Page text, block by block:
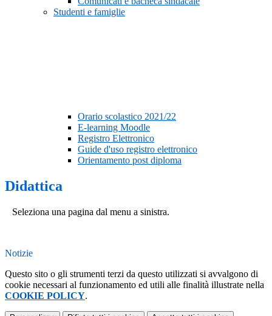
Studenti e famiglie
Orario scolastico 2021/22
E-learning Moodle
Registro Elettronico
Guide d'uso registro elettronico
Orientamento post diploma
Didattica
Seleziona una pagina dal menu a sinistra.
Notizie
Questo sito o gli strumenti terzi da questo utilizzati si avvalgono di
cookie necessari al funzionamento ed utili alle finalità illustrate nella
COOKIE POLICY.